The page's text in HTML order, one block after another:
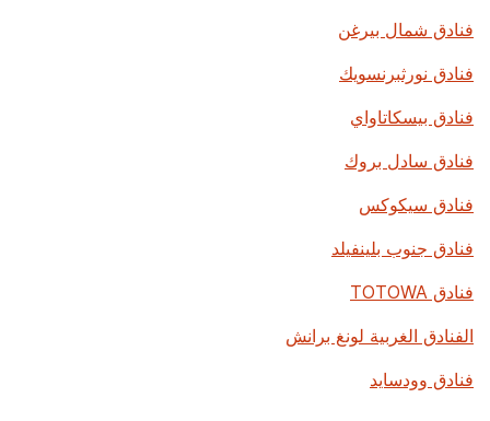
فنادق شمال بيرغن
فنادق نورثبرنسويك
فنادق بيسكاتاواي
فنادق سادل بروك
فنادق سيكوكس
فنادق جنوب بلينفيلد
فنادق TOTOWA
الفنادق الغربية لونغ برانش
فنادق وودسايد